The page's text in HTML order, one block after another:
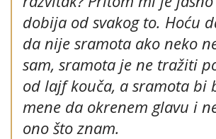
dobija od svakog to. Hoću
da nije sramota ako neko
sam, sramota je ne tražiti
od lajf kouča, a sramota bi
mene da okrenem glavu i
ono što znam.